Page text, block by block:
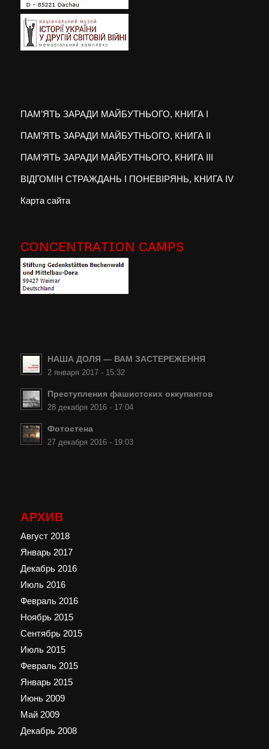
ПАМ’ЯТЬ ЗАРАДИ МАЙБУТНЬОГО, КНИГА I
ПАМ’ЯТЬ ЗАРАДИ МАЙБУТНЬОГО, КНИГА II
ПАМ’ЯТЬ ЗАРАДИ МАЙБУТНЬОГО, КНИГА III
ВІДГОМІН СТРАЖДАНЬ І ПОНЕВІРЯНЬ, КНИГА IV
Карта сайта
CONCENTRATION CAMPS
НАША ДОЛЯ — ВАМ ЗАСТЕРЕЖЕННЯ
2 января 2017 - 15:32
Преступления фашистских оккупантов
28 декабря 2016 - 17:04
Фотостена
27 декабря 2016 - 19:03
АРХИВ
Август 2018
Январь 2017
Декабрь 2016
Июль 2016
Февраль 2016
Ноябрь 2015
Сентябрь 2015
Июль 2015
Февраль 2015
Январь 2015
Июнь 2009
Май 2009
Декабрь 2008